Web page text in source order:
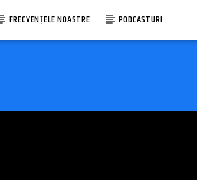
FRECVENȚELE NOASTRE PODCASTURI